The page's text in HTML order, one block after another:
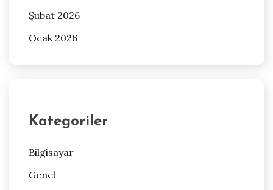
Şubat 2026
Ocak 2026
Kategoriler
Bilgisayar
Genel